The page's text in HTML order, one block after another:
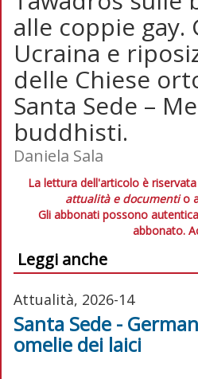
alle coppie gay.
Ucraina e
delle Chiese
Santa Sede –
buddhisti.
Daniela Sala
La lettura dell'articolo è
attualità e documentio
Gli abbonati possono
abbonato.
Leggi anche
Attualità, 2026-14
Santa Sede -
omelie dei laici